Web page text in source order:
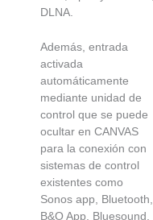
DLNA.
Además, entrada
activada
automáticamente
mediante unidad de
control que se puede
ocultar en CANVAS
para la conexión con
sistemas de control
existentes como
Sonos app, Bluetooth,
B&O App, Bluesound,